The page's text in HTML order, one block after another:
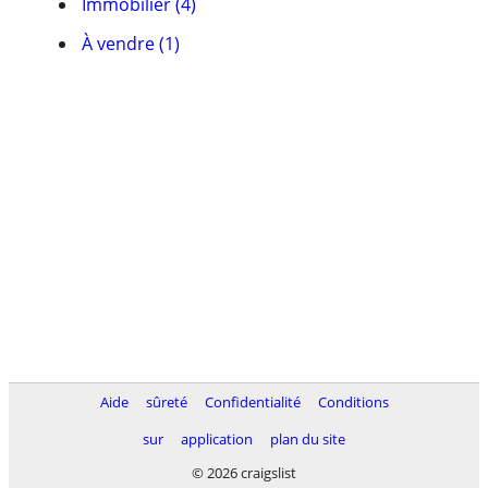
À vendre (1)
Aide sûreté Confidentialité
Conditions
sur
application
plan du site
© 2026 craigslist